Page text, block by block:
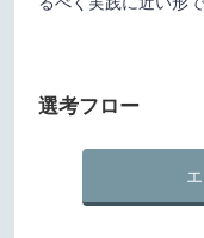
選考フロー